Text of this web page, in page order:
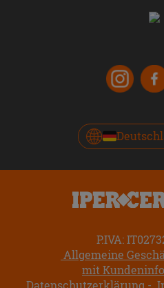
P.IVA:
Allgemeine
mit
Datenschutzerklärung